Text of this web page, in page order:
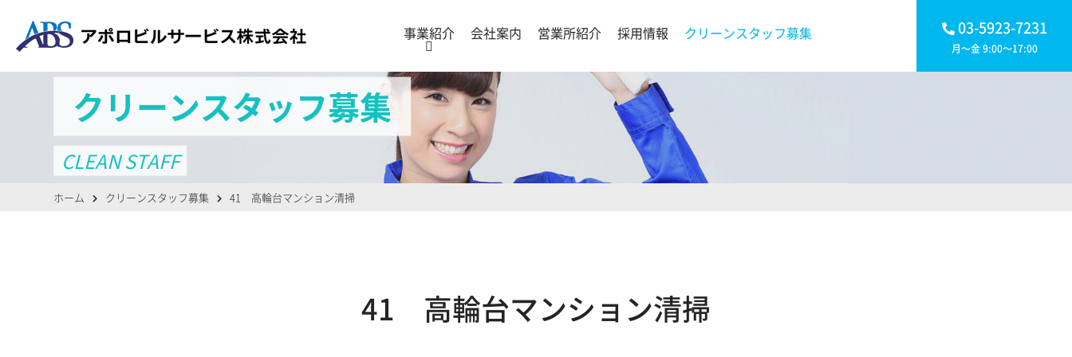
事業紹介 会社案内 営業所紹介 採用情報 クリーンスタッフ募集 03-5923-7231
月～金 9:00～17:00
クリーンスタッフ募集
CLEAN STAFF
ホーム クリーンスタッフ募集 41 高輪台マンション清掃
41 高輪台マンション清掃